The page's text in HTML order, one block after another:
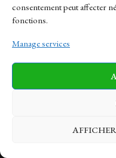
consentement peut affecter
fonctions.
Manage services
Sitemap
News
Business Tech
© 1997-2026 -